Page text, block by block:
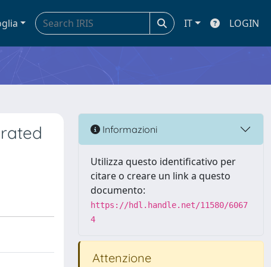
IT LOGIN
Informazioni
Utilizza questo identificativo per
citare o creare un link a questo
documento:
https://hdl.handle.net/11580/6067
4
Attenzione